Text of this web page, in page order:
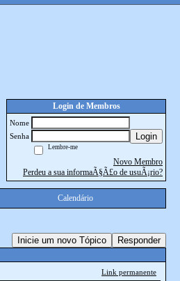
Login de Membros
Nome
Senha
Login
Lembre-me
Novo Membro
Perdeu a sua informaÃ§Ã£o de usuÃ¡rio?
Calendário
Inicie um novo Tópico Responder
Link permanente